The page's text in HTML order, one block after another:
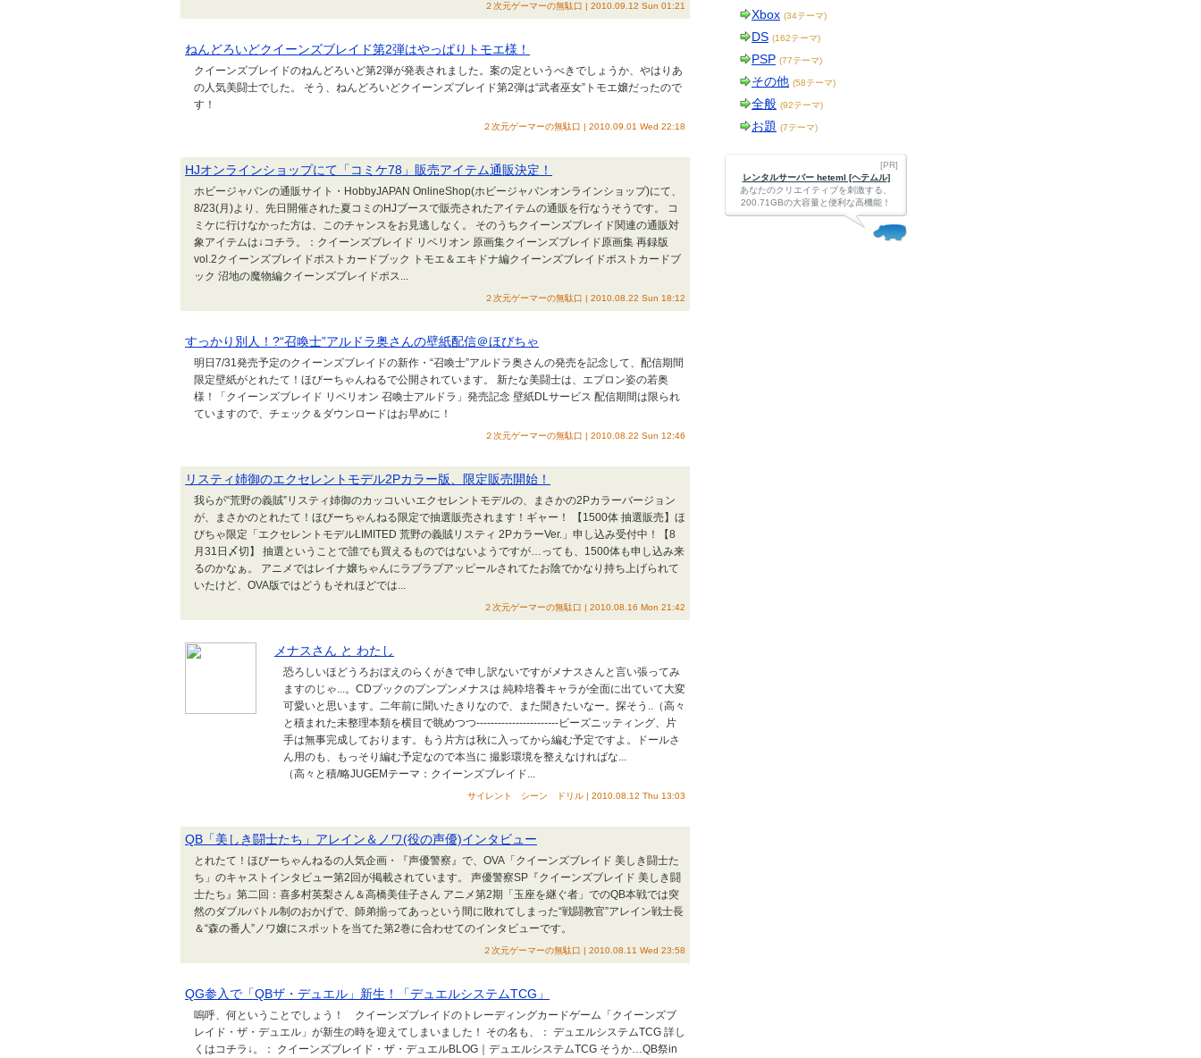
２次元ゲーマーの無駄口 | 2010.09.12 Sun 01:21
ねんどろいどクイーンズブレイド第2弾はやっぱりトモエ様！
クイーンズブレイドのねんどろいど第2弾が発表されました。案の定というべきでしょうか、やはりあ
の人気美闘士でした。 そう、ねんどろいどクイーンズブレイド第2弾は“武者巫女”トモエ嬢だったので
す！
２次元ゲーマーの無駄口 | 2010.09.01 Wed 22:18
HJオンラインショップにて「コミケ78」販売アイテム通販決定！
ホビージャパンの通販サイト・HobbyJAPAN OnlineShop(ホビージャパンオンラインショップ)にて、
8/23(月)より、先日開催された夏コミのHJブースで販売されたアイテムの通販を行なうそうです。 コ
ミケに行けなかった方は、このチャンスをお見逃しなく。 そのうちクイーンズブレイド関連の通販対
象アイテムは↓コチラ。：クイーンズブレイド リベリオン 原画集クイーンズブレイド原画集 再録版
vol.2クイーンズブレイドポストカードブック トモエ＆エキドナ編クイーンズブレイドポストカードブ
ック 沼地の魔物編クイーンズブレイドポス...
２次元ゲーマーの無駄口 | 2010.08.22 Sun 18:12
すっかり別人！?“召喚士”アルドラ奥さんの壁紙配信＠ほびちゃ
明日7/31発売予定のクイーンズブレイドの新作・“召喚士”アルドラ奥さんの発売を記念して、配信期間
限定壁紙がとれたて！ほびーちゃんねるで公開されています。 新たな美闘士は、エプロン姿の若奥
様！「クイーンズブレイド リベリオン 召喚士アルドラ」発売記念 壁紙DLサービス 配信期間は限られ
ていますので、チェック＆ダウンロードはお早めに！
２次元ゲーマーの無駄口 | 2010.08.22 Sun 12:46
リスティ姉御のエクセレントモデル2Pカラー版、限定販売開始！
我らが“荒野の義賊”リスティ姉御のカッコいいエクセレントモデルの、まさかの2Pカラーバージョン
が、まさかのとれたて！ほびーちゃんねる限定で抽選販売されます！ギャー！ 【1500体 抽選販売】ほ
びちゃ限定「エクセレントモデルLIMITED 荒野の義賊リスティ 2PカラーVer.」申し込み受付中！【8
月31日〆切】 抽選ということで誰でも買えるものではないようですが…っても、1500体も申し込み来
るのかなぁ。 アニメではレイナ嬢ちゃんにラブラブアッピールされてたお陰でかなり持ち上げられて
いたけど、OVA版ではどうもそれほどでは...
２次元ゲーマーの無駄口 | 2010.08.16 Mon 21:42
メナスさん と わたし
恐ろしいほどうろおぼえのらくがきで申し訳ないですがメナスさんと言い張ってみ
ますのじゃ...。CDブックのプンプンメナスは 純粋培養キャラが全面に出ていて大変
可愛いと思います。二年前に聞いたきりなので、また聞きたいなー。探そう..（高々
と積まれた未整理本類を横目で眺めつつ-----------------------ビーズニッティング、片
手は無事完成しております。もう片方は秋に入ってから編む予定ですよ。ドールさ
ん用のも、もっそり編む予定なので本当に 撮影環境を整えなければな...
（高々と積/略JUGEMテーマ：クイーンズブレイド...
サイレント シーン ドリル | 2010.08.12 Thu 13:03
QB「美しき闘士たち」アレイン＆ノワ(役の声優)インタビュー
とれたて！ほびーちゃんねるの人気企画・『声優警察』で、OVA「クイーンズブレイド 美しき闘士た
ち」のキャストインタビュー第2回が掲載されています。 声優警察SP『クイーンズブレイド 美しき闘
士たち』第二回：喜多村英梨さん＆高橋美佳子さん アニメ第2期「玉座を継ぐ者」でのQB本戦では突
然のダブルバトル制のおかげで、師弟揃ってあっという間に敗れてしまった“戦闘教官”アレイン戦士長
＆“森の番人”ノワ嬢にスポットを当てた第2巻に合わせてのインタビューです。
２次元ゲーマーの無駄口 | 2010.08.11 Wed 23:58
QG参入で「QBザ・デュエル」新生！「デュエルシステムTCG」
嗚呼、何ということでしょう！ クイーンズブレイドのトレーディングカードゲーム「クイーンズブ
レイド・ザ・デュエル」が新生の時を迎えてしまいました！ その名も、： デュエルシステムTCG 詳し
くはコチラ↓。： クイーンズブレイド・ザ・デュエルBLOG｜デュエルシステムTCG そうか…QB祭in
Xbox (34テーマ)
DS (162テーマ)
PSP (77テーマ)
その他 (58テーマ)
全般 (92テーマ)
お題 (7テーマ)
[PR]
レンタルサーバー heteml [ヘテムル]
あなたのクリエイティブを刺激する、
200.71GBの大容量と便利な高機能！